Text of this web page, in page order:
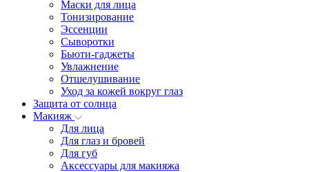
Маски для лица
Тонизирование
Эссенции
Сыворотки
Бьюти-гаджеты
Увлажнение
Отшелушивание
Уход за кожей вокруг глаз
Защита от солнца
Макияж
Для лица
Для глаз и бровей
Для губ
Аксессуары для макияжа